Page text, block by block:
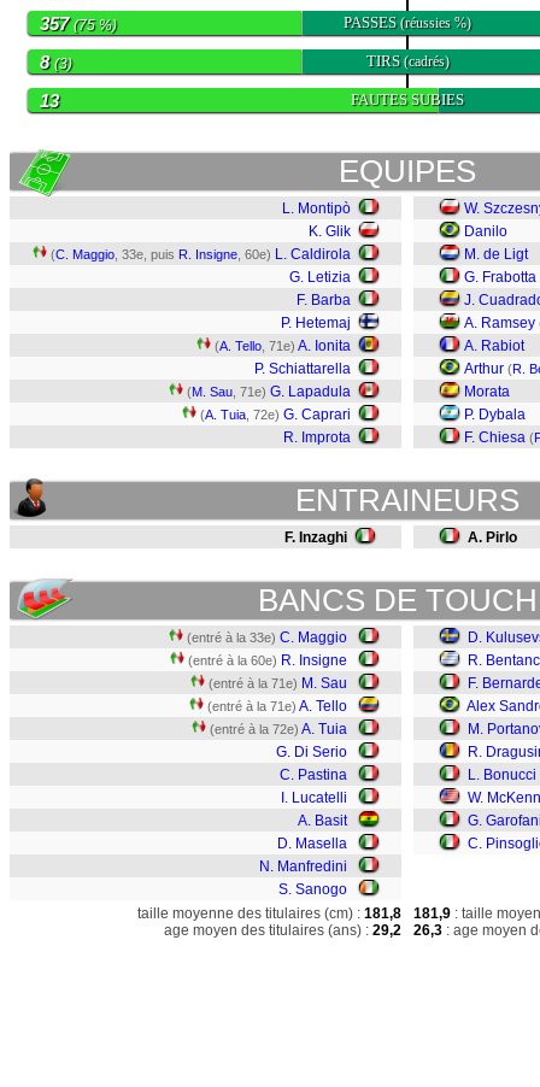
PASSES(réussies %)
357(75 %)
TIRS(cadrés)
8(3)
FAUTES SUBIES
13
EQUIPES
L. Montipò
K. Glik
(C. Maggio , 33e, puis R. Insigne , 60e) L. Caldirola
G. Letizia
F. Barba
P. Hetemaj
(A. Tello , 71e) A. Ionita
P. Schiattarella
(M. Sau , 71e) G. Lapadula
(A. Tuia , 72e) G. Caprari
R. Improta
W.
Danilo
M. de Ligt
G. Frabotta
J.
A. Ramsey
A. Rabiot
Arthur (R.
Morata
P. Dybala
F. Chiesa (
ENTRAINEURS
F. Inzaghi A. Pirlo
BANCS DE
(entré à la 33e) C. Maggio
(entré à la 60e) R. Insigne
(entré à la 71e) M. Sau
(entré à la 71e) A. Tello
(entré à la 72e) A. Tuia
G. Di Serio
C. Pastina
I. Lucatelli
A. Basit
D. Masella
N. Manfredini
S. Sanogo
D.
R.
F.
Alex
M.
R.
L. Bonucci
W.
G.
C.
taille moyenne des titulaires (cm) : 181,8
age moyen des titulaires (ans) : 29,2
181,9 : taille
26,3 : age moyen